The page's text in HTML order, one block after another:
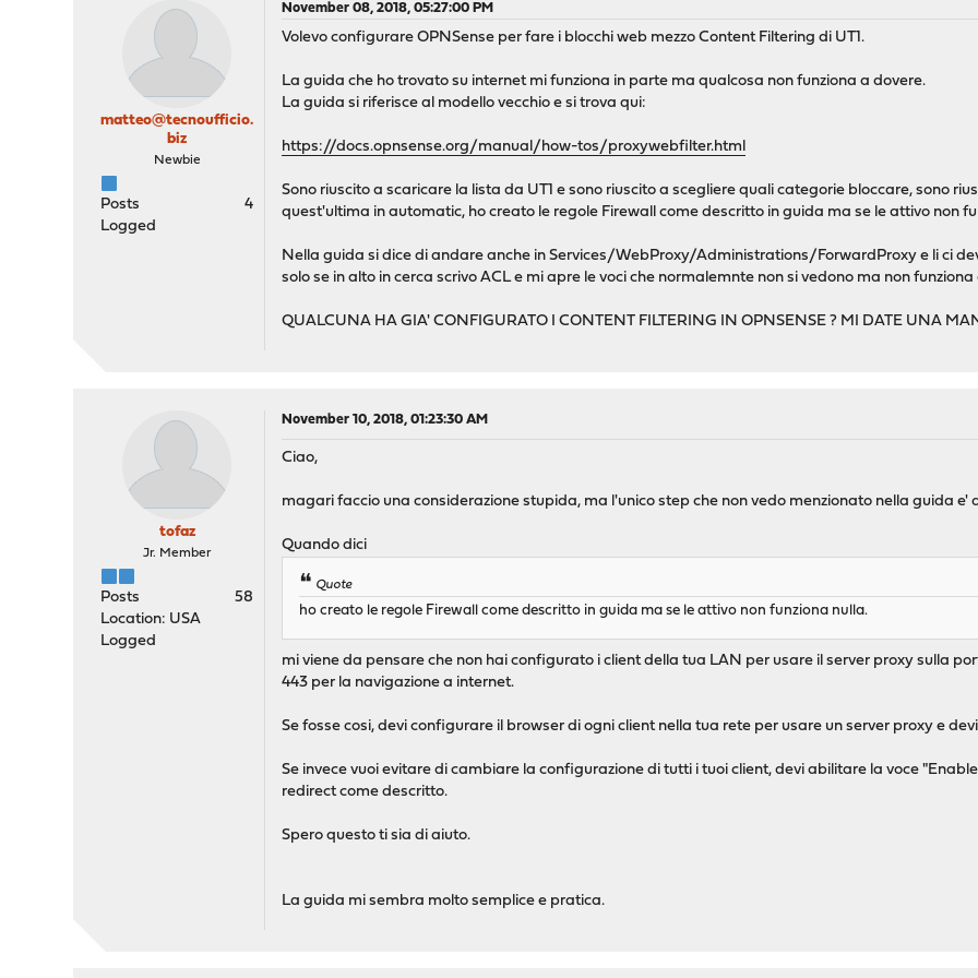
matteo@tecnoufficio.
biz
Newbie
Posts
4
Logged
November 08, 2018, 05:27:00 PM
Volevo configurare OPNSense per fare i blocchi web mezzo Content Filtering di UT1.
La guida che ho trovato su internet mi funziona in parte ma qualcosa non funziona a dovere.
La guida si riferisce al modello vecchio e si trova qui:
https://docs.opnsense.org/manual/how-tos/proxywebfilter.html
Sono riuscito a scaricare la lista da UT1 e sono riuscito a scegliere quali categorie bloccare, sono
quest'ultima in automatic, ho creato le regole Firewall come descritto in guida ma se le attivo non
Nella guida si dice di andare anche in Services/WebProxy/Administrations/ForwardProxy e li ci
solo se in alto in cerca scrivo ACL e mi apre le voci che normalemnte non si vedono ma non
QUALCUNA HA GIA' CONFIGURATO I CONTENT FILTERING IN OPNSENSE ? MI DATE UNA
tofaz
Jr. Member
Posts
58
Location: USA
Logged
November 10, 2018, 01:23:30 AM
Ciao,
magari faccio una considerazione stupida, ma l'unico step che non vedo menzionato nella guida e'
Quando dici
Quote
ho creato le regole Firewall come descritto in guida ma se le attivo non funziona nulla.
mi viene da pensare che non hai configurato i client della tua LAN per usare il server proxy sulla
443 per la navigazione a internet.
Se fosse cosi, devi configurare il browser di ogni client nella tua rete per usare un server proxy e
Se invece vuoi evitare di cambiare la configurazione di tutti i tuoi client, devi abilitare la voce
redirect come descritto.
Spero questo ti sia di aiuto.
La guida mi sembra molto semplice e pratica.